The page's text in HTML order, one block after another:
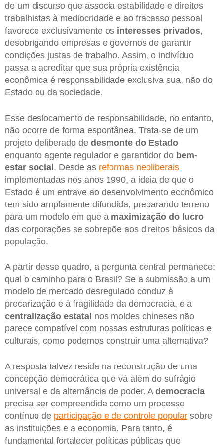
de um discurso que associa estabilidade e direitos
trabalhistas à mediocridade e ao fracasso pessoal
favorece exclusivamente os interesses privados,
desobrigando empresas e governos de garantir
condições justas de trabalho. Assim, o indivíduo
passa a acreditar que sua própria existência
econômica é responsabilidade exclusiva sua, não do
Estado ou da sociedade.
Esse deslocamento de responsabilidade, no entanto,
não ocorre de forma espontânea. Trata-se de um
projeto deliberado de desmonte do Estado
enquanto agente regulador e garantidor do bem-
estar social. Desde as reformas neoliberais
implementadas nos anos 1990, a ideia de que o
Estado é um entrave ao desenvolvimento econômico
tem sido amplamente difundida, preparando terreno
para um modelo em que a maximização do lucro
das corporações se sobrepõe aos direitos básicos da
população.
A partir desse quadro, a pergunta central permanece:
qual o caminho para o Brasil? Se a submissão a um
modelo de mercado desregulado conduz à
precarização e à fragilidade da democracia, e a
centralização estatal nos moldes chineses não
parece compatível com nossas estruturas políticas e
culturais, como podemos construir uma alternativa?
A resposta talvez resida na reconstrução de uma
concepção democrática que vá além do sufrágio
universal e da alternância de poder. A democracia
precisa ser compreendida como um processo
contínuo de participação e de controle popular sobre
as instituições e a economia. Para tanto, é
fundamental fortalecer políticas públicas que